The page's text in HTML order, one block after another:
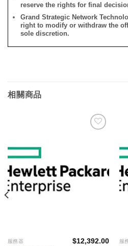
reserve the rights for final
Grand Strategic Network
right to modify or withdraw the
sole discretion.
相關商品
服務器 $12,392.00 服